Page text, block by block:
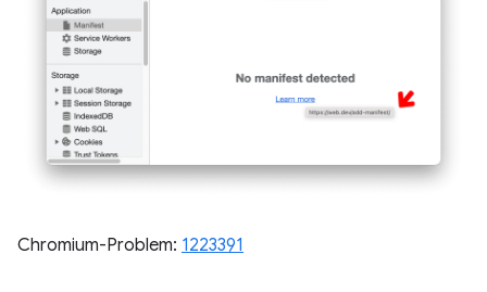
Chromium-Problem: 1223391